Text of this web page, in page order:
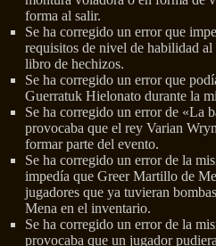
forma al salir.
Se ha corregido un error que
requisitos de nivel de habilidad
libro de hechizos.
Se ha corregido un error que
Guerratuk Hielonato durante la
Se ha corregido un error de «La
provocaba que el rey Varian
formar parte del evento.
Se ha corregido un error de la
impedía que Greer Martillo de
jugadores que ya tuvieran
Mena en el inventario.
Se ha corregido un error de la
provocaba que un jugador